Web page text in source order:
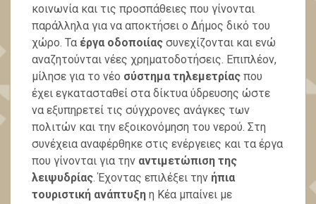
κοινωνία και τις προσπάθειες που γίνονται
παράλληλα για να αποκτήσει ο Δήμος δικό του
χώρο. Τα έργα οδοποιίας συνεχίζονται και ενώ
αναζητούνται νέες χρηματοδοτήσεις. Επιπλέον,
μίλησε για το νέο σύστημα τηλεμετρίας που
έχει εγκατασταθεί στα δίκτυα ύδρευσης ώστε
να εξυπηρετεί τις σύγχρονες ανάγκες των
πολιτών και την εξοικονόμηση του νερού. Στη
συνέχεια αναφέρθηκε στις ενέργειες και τα έργα
που γίνονται για την αντιμετώπιση της
λειψυδρίας. Έχοντας επιλέξει την ήπια
τουριστική ανάπτυξη η Κέα μπαίνει με